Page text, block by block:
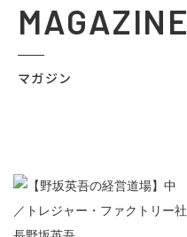
MAGAZINE
マガジン